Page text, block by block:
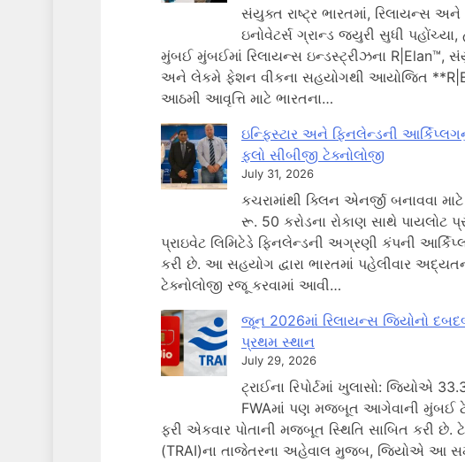
સંયુક્ત રાષ્ટ્ર ભારતમાં, રિલાયન્સ
ઇનોવેટર્સ ગ્રાન્ડ જ્યુરી સુધી
મુંબઈ મુંબઈમાં રિલાયન્સ ઇન્ડસ્ટ્રીઝના R|Elan™,
અને લેકમે ફેશન વીકના સહયોગથી આયોજિત
આઠમી આવૃત્તિ માટે ભારતના…
ઇન્ફિસ્ટાર અને ફિનલેન્ડની
ફ્લો સીબીજી ટેક્નોલોજી
July 31, 2026
કચરામાંથી ક્લિન એનર્જી બનાવવા
રૂ. 50 કરોડના રોકાણ સાથે પાયલોટ
પ્રાઇવેટ લિમિટેડે ફિનલેન્ડની અગ્રણી કંપની
કરી છે. આ સહયોગ દ્વારા ભારતમાં પહેલીવાર
ટેક્નોલોજી રજૂ કરવામાં આવી…
જૂન 2026માં રિલાયન્સ જિયોનો
પ્રથમ સ્થાન
July 29, 2026
ટ્રાઈના રિપોર્ટમાં ખુલાસો: જિયોએ
FWAમાં પણ મજબૂત આગેવાની મુંબઈ
ફરી એકવાર પોતાની મજબૂત સ્થિતિ સાબિત કરી છે.
(TRAI)ના તાજેતરના અહેવાલ મુજબ, જિયોએ આ